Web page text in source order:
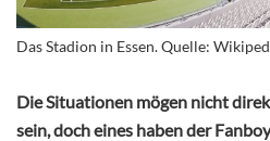
Das Stadion in Essen. Quelle:
Die Situationen mögen nicht
sein, doch eines haben der